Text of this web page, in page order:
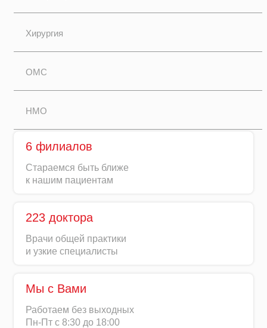
Хирургия
ОМС
НМО
6 филиалов
Стараемся быть ближе
к нашим пациентам
223 доктора
Врачи общей практики
и узкие специалисты
Мы с Вами
Работаем без выходных
Пн-Пт с 8:30 до 18:00